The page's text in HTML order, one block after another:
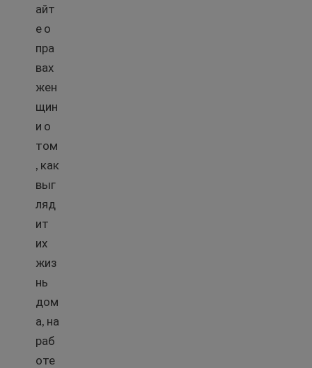
айт
е о
пра
вах
жен
щин
и о
том
, как
выг
ляд
ит
их
жиз
нь
дом
а, на
раб
оте